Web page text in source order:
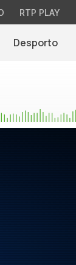
RTP PLAY
Desporto